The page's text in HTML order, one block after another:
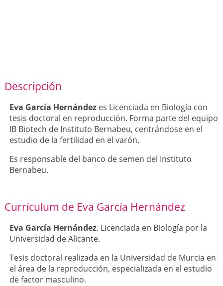
Descripción
Eva García Hernándezes Licenciada en Biología con
tesis doctoral en reproducción. Forma parte del equipo
IB Biotech de Instituto Bernabeu, centrándose en el
estudio de la fertilidad en el varón.
Es responsable del banco de semen del Instituto
Bernabeu.
Currículum de Eva García Hernández
Eva García Hernández. Licenciada en Biología por la
Universidad de Alicante.
Tesis doctoral realizada en la Universidad de Murcia en
el área de la reproducción, especializada en el estudio
de factor masculino.